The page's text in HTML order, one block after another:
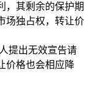
，其剩余的保护期
场独占权，转让价
提出无效宣告请
价格也会相应降